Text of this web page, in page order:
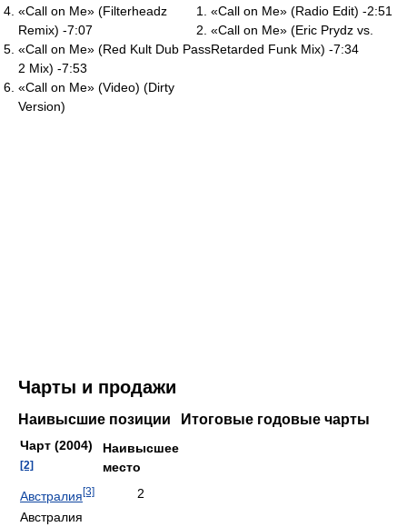
«Call on Me» (Filterheadz
Remix) -7:07
«Call on Me» (Red Kult Dub Pass
2 Mix) -7:53
«Call on Me» (Video) (Dirty
Version)
«Call on Me» (Radio Edit) -2:51
«Call on Me» (Eric Prydz vs.
Retarded Funk Mix) -7:34
Чарты и продажи
Наивысшие позиции
Чарт (2004)
[2]
Наивысшее
место
Австралия[3]
2
Австралия
Итоговые годовые чарты